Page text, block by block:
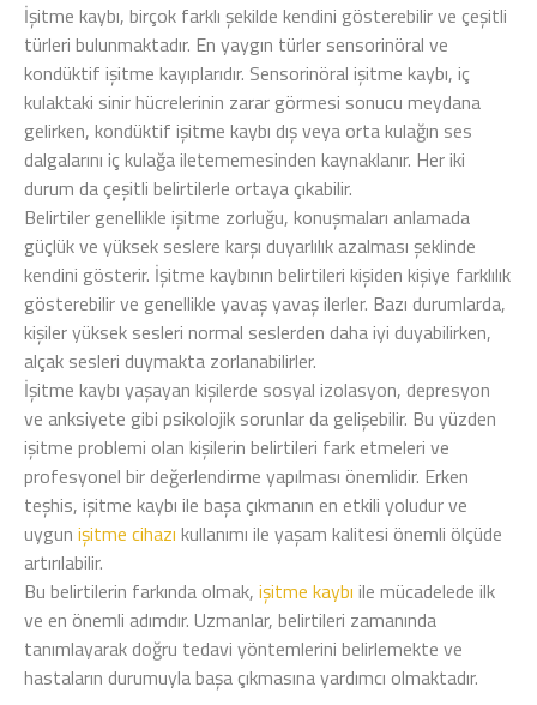
İşitme kaybı, birçok farklı şekilde kendini gösterebilir ve çeşitli
türleri bulunmaktadır. En yaygın türler sensorinöral ve
kondüktif işitme kayıplarıdır. Sensorinöral işitme kaybı, iç
kulaktaki sinir hücrelerinin zarar görmesi sonucu meydana
gelirken, kondüktif işitme kaybı dış veya orta kulağın ses
dalgalarını iç kulağa iletememesinden kaynaklanır. Her iki
durum da çeşitli belirtilerle ortaya çıkabilir.
Belirtiler genellikle işitme zorluğu, konuşmaları anlamada
güçlük ve yüksek seslere karşı duyarlılık azalması şeklinde
kendini gösterir. İşitme kaybının belirtileri kişiden kişiye farklılık
gösterebilir ve genellikle yavaş yavaş ilerler. Bazı durumlarda,
kişiler yüksek sesleri normal seslerden daha iyi duyabilirken,
alçak sesleri duymakta zorlanabilirler.
İşitme kaybı yaşayan kişilerde sosyal izolasyon, depresyon
ve anksiyete gibi psikolojik sorunlar da gelişebilir. Bu yüzden
işitme problemi olan kişilerin belirtileri fark etmeleri ve
profesyonel bir değerlendirme yapılması önemlidir. Erken
teşhis, işitme kaybı ile başa çıkmanın en etkili yoludur ve
uygun işitme cihazı kullanımı ile yaşam kalitesi önemli ölçüde
artırılabilir.
Bu belirtilerin farkında olmak, işitme kaybı ile mücadelede ilk
ve en önemli adımdır. Uzmanlar, belirtileri zamanında
tanımlayarak doğru tedavi yöntemlerini belirlemekte ve
hastaların durumuyla başa çıkmasına yardımcı olmaktadır.